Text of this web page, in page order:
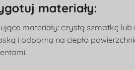
materiały:
materiały: czystą szmatkę
i odporną na ciepło